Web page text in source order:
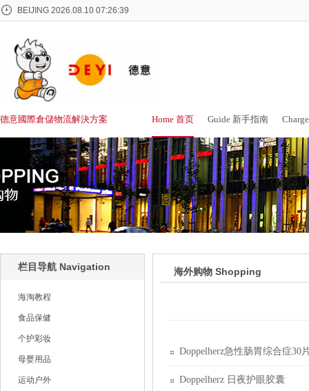
BEIJING 2026.08.10 07:26:40
德意國際倉儲物流解決方案 Home 首页 Guide 新手指南
栏目导航 Navigation
海淘教程
食品保健
个护彩妆
母婴用品
运动户外
海外购物 Shopping
Doppelherz急性肠胃综合症30
Doppelherz 日夜护眼胶囊